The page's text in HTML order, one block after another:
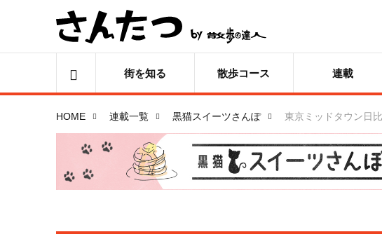
街を知る 散歩コース 連載
HOME 連載一覧 黒猫スイーツさんぽ 東京ミッドタウン日